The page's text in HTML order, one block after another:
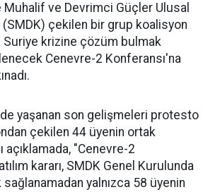
Muhalif ve Devrimci Güçler Ulusal
(SMDK) çekilen bir grup koalisyon
Suriye krizine çözüm bulmak
Cenevre-2 Konferansı'na
yaşanan son gelişmeleri protesto
çekilen 44 üyenin ortak
açıklamada, "Cenevre-2
kararı, SMDK Genel Kurulunda
yalnızca 58 üyenin